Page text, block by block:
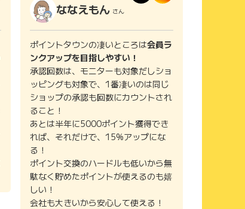
ななえもん さん
ポイントタウンの凄いところは会員ラ
ンクアップを目指しやすい！
承認回数は、モニターも対象だしショ
ッピングも対象で、1番凄いのは同じ
ショップの承認も回数にカウントされ
ること！
あとは半年に5000ポイント獲得でき
れば、それだけで、15%アップにな
る！
ポイント交換のハードルも低いから無
駄なく貯めたポイントが使えるのも嬉
しい！
会社も大きいから安心して使える！